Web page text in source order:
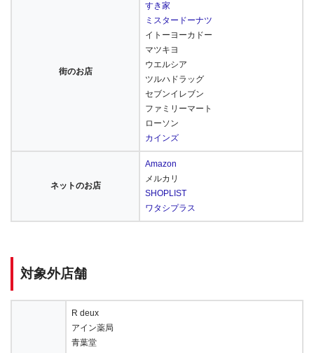
街のお店
すき家
ミスタードーナツ
イトーヨーカドー
マツキヨ
ウエルシア
ツルハドラッグ
セブンイレブン
ファミリーマート
ローソン
カインズ
ネットのお店
Amazon
メルカリ
SHOPLIST
ワタシプラス
対象外店舗
R deux
アイン薬局
青葉堂